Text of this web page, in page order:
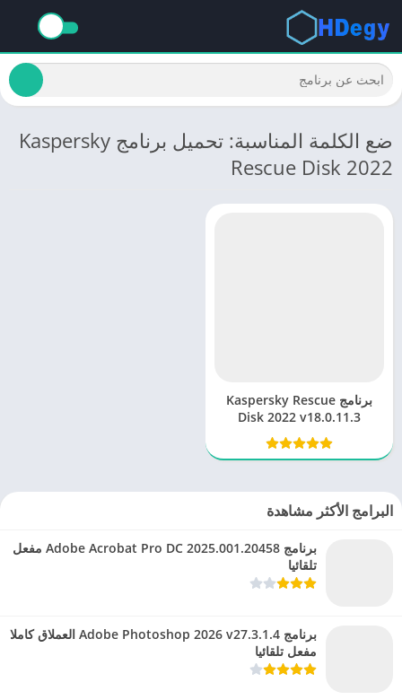
ضع الكلمة المناسبة: تحميل برنامج Kaspersky
Rescue Disk 2022
برنامج Kaspersky Rescue
Disk 2022 v18.0.11.3
البرامج الأكثر مشاهدة
برنامج Adobe Acrobat Pro DC 2025.001.20458 مفعل
تلقائيا
برنامج Adobe Photoshop 2026 v27.3.1.4 العملاق كاملا
مفعل تلقائيا